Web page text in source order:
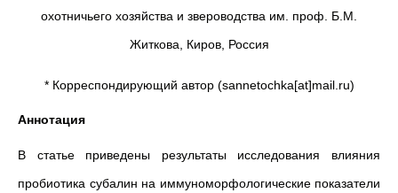
охотничьего хозяйства и звероводства им. проф. Б.М.
Житкова, Киров, Россия
* Корреспондирующий автор (sannetochka[at]mail.ru)
Аннотация
В статье приведены результаты исследования влияния
пробиотика субалин на иммуноморфологические показатели